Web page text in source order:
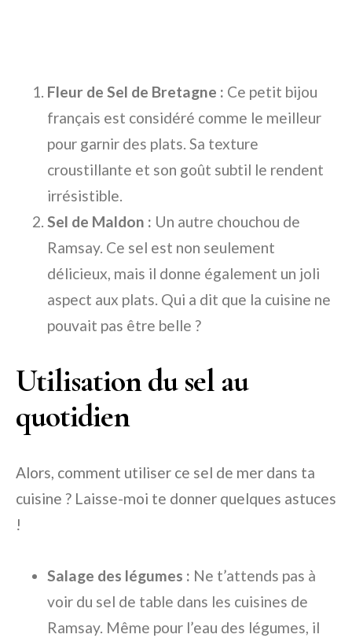
Fleur de Sel de Bretagne : Ce petit bijou
français est considéré comme le meilleur
pour garnir des plats. Sa texture
croustillante et son goût subtil le rendent
irrésistible.
Sel de Maldon : Un autre chouchou de
Ramsay. Ce sel est non seulement
délicieux, mais il donne également un joli
aspect aux plats. Qui a dit que la cuisine ne
pouvait pas être belle ?
Utilisation du sel au
quotidien
Alors, comment utiliser ce sel de mer dans ta
cuisine ? Laisse-moi te donner quelques astuces
!
Salage des légumes : Ne t’attends pas à
voir du sel de table dans les cuisines de
Ramsay. Même pour l’eau des légumes, il